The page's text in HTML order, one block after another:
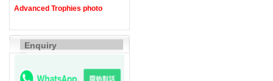
Advanced Trophies photo
Enquiry